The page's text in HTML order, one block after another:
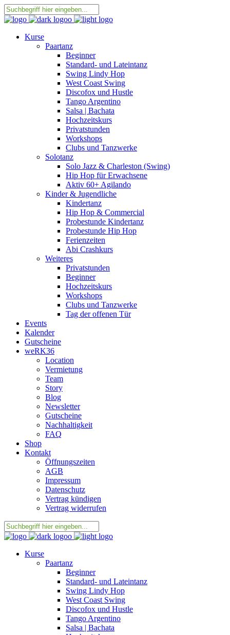
Kurse
Paartanz
Beginner
Standard- und Lateintanz
Swing Lindy Hop
West Coast Swing
Discofox und Hustle
Tango Argentino
Salsa | Bachata
Hochzeitskurs
Privatstunden
Workshops
Clubs und Tanzwerke
Solotanz
Solo Jazz & Charleston (Swing)
Hip Hop für Erwachsene
Aktiv 60+ Agilando
Kinder & Jugendliche
Kindertanz
Hip Hop & Commercial
Probestunde Kindertanz
Probestunde Hip Hop
Ferienzeiten
Abi Crashkurs
Weiteres
Privatstunden
Beginner
Hochzeitskurs
Workshops
Clubs und Tanzwerke
Tag der offenen Tür
Events
Kalender
Gutscheine
weRK36
Location
Vermietung
Team
Story
Blog
Newsletter
Gutscheine
Nachhaltigkeit
FAQ
Shop
Kontakt
Öffnungszeiten
AGB
Impressum
Datenschutz
Vertrag kündigen
Vertrag widerrufen
Kurse
Paartanz
Beginner
Standard- und Lateintanz
Swing Lindy Hop
West Coast Swing
Discofox und Hustle
Tango Argentino
Salsa | Bachata